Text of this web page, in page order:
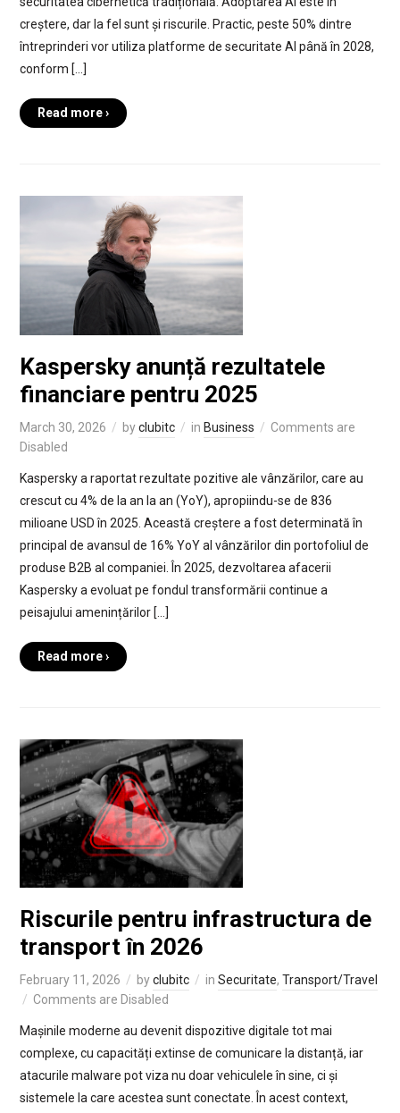
creștere, dar la fel sunt și riscurile. Practic, peste 50% dintre
întreprinderi vor utiliza platforme de securitate AI până în 2028,
conform […]
Read more ›
Kaspersky anunță rezultatele
financiare pentru 2025
March 30, 2026 byclubitc in Business
Comments are
Disabled
Kaspersky a raportat rezultate pozitive ale vânzărilor, care au
crescut cu 4% de la an la an (YoY), apropiindu-se de 836
milioane USD în 2025. Această creștere a fost determinată în
principal de avansul de 16% YoY al vânzărilor din portofoliul de
produse B2B al companiei. În 2025, dezvoltarea afacerii
Kaspersky a evoluat pe fondul transformării continue a
peisajului amenințărilor […]
Read more ›
Riscurile pentru infrastructura de
transport în 2026
February 11, 2026 byclubitc in Securitate, Transport/Travel
Comments are Disabled
Mașinile moderne au devenit dispozitive digitale tot mai
complexe, cu capacități extinse de comunicare la distanță, iar
atacurile malware pot viza nu doar vehiculele în sine, ci și
sistemele la care acestea sunt conectate. În acest context,